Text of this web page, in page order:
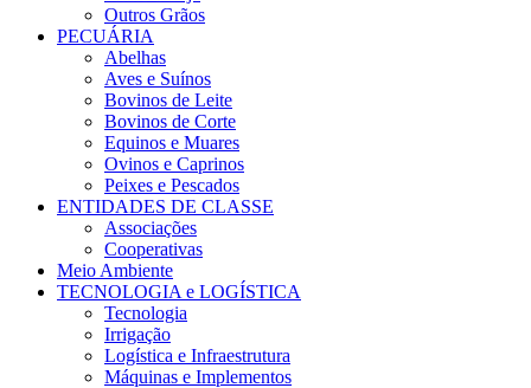
Outros Grãos
PECUÁRIA
Abelhas
Aves e Suínos
Bovinos de Leite
Bovinos de Corte
Equinos e Muares
Ovinos e Caprinos
Peixes e Pescados
ENTIDADES DE CLASSE
Associações
Cooperativas
Meio Ambiente
TECNOLOGIA e LOGÍSTICA
Tecnologia
Irrigação
Logística e Infraestrutura
Máquinas e Implementos